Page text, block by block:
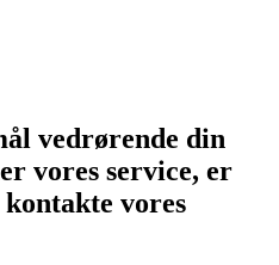
vedrørende din
vores service, er
vores